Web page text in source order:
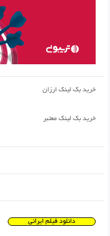
خرید بک لینک ارزان
خرید بک لینک معتبر
دانلود فیلم ایرانی